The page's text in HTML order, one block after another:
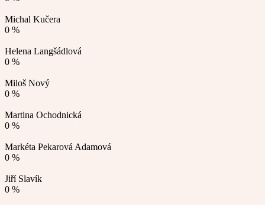
Michal Kučera
0 %
Helena Langšádlová
0 %
Miloš Nový
0 %
Martina Ochodnická
0 %
Markéta Pekarová Adamová
0 %
Jiří Slavík
0 %